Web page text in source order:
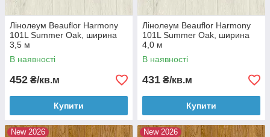
Лінолеум Beauflor Harmony
101L Summer Oak, ширина
3,5 м
В наявності
452 ₴/кв.м
Купити
Лінолеум Beauflor Harmony
101L Summer Oak, ширина
4,0 м
В наявності
431 ₴/кв.м
Купити
New 2026 New 2026